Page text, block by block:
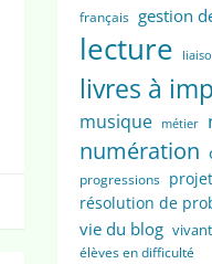
français gestion
lecture
livres à
musique métier
numération
progressions projet
résolution de
vie du blog vivant
élèves en difficulté